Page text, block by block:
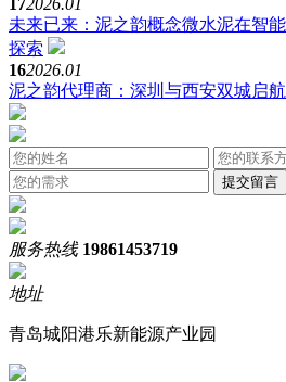
172026.01
未来已来：泥之韵概念微水泥在智
探索
162026.01
泥之韵代理商：深圳与西安双城启
服务热线 19861453719
地址
青岛城阳港乐新能源产业园